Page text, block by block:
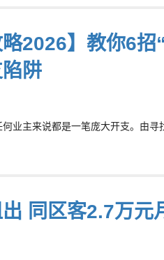
略2026】教你6
阱
业主来说都是一笔庞大开支。由
同区客2.7万元